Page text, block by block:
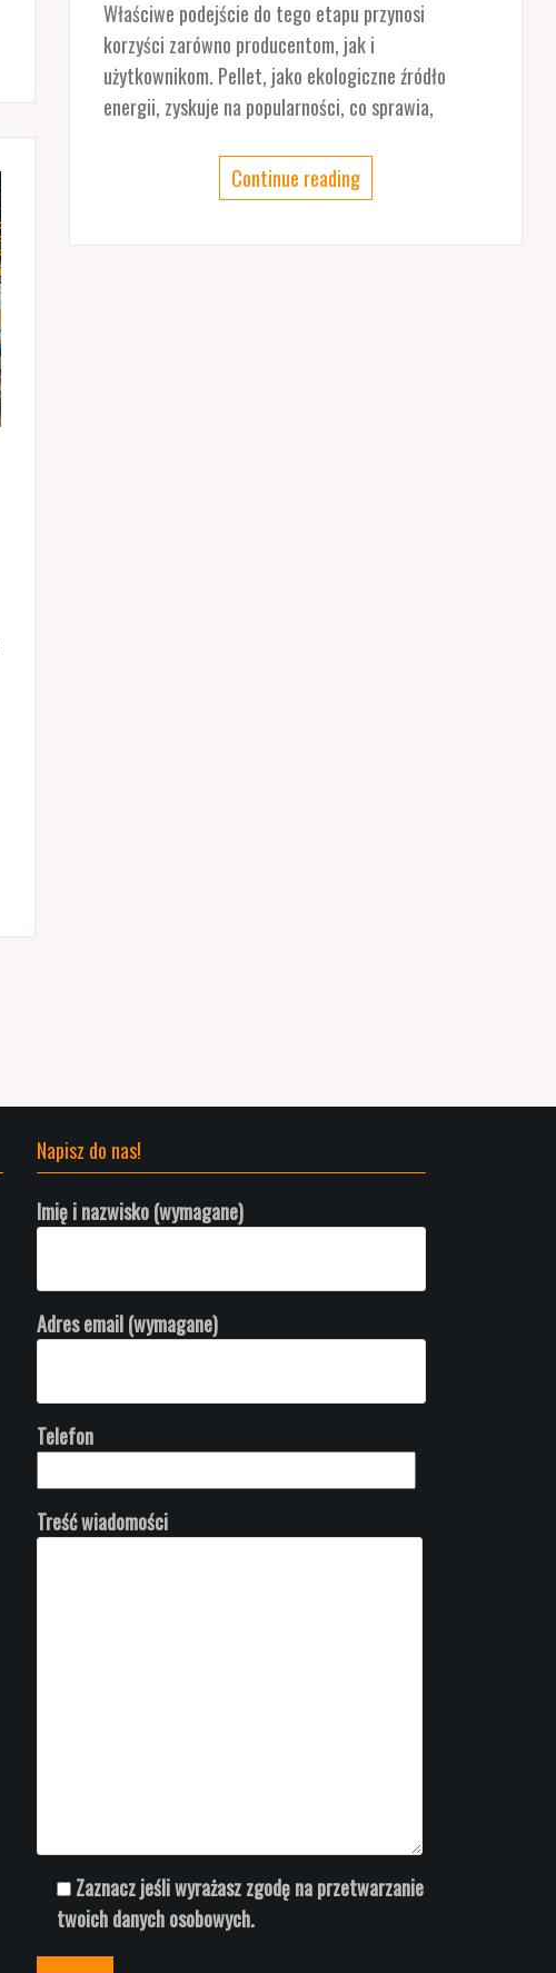
Właściwe podejście do tego etapu przynosi
korzyści zarówno producentom, jak i
użytkownikom. Pellet, jako ekologiczne źródło
energii, zyskuje na popularności, co sprawia,
Continue reading
Napisz do nas!
Imię i nazwisko (wymagane)
Adres email (wymagane)
Telefon
Treść wiadomości
Zaznacz jeśli wyrażasz zgodę na przetwarzanie
twoich danych osobowych.